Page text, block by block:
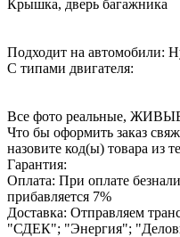
Крышка, дверь багажника
Подходит на автомобили:
С типами двигателя:
Все фото реальные,
Что бы оформить заказ
назовите код(ы) товара из
Гарантия:
Оплата: При оплате
прибавляется 7%
Доставка: Отправляем
"СДЕК"; "Энергия";